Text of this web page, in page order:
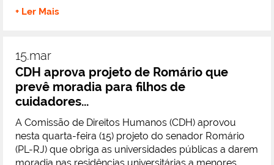
+ Ler Mais
15.mar
CDH aprova projeto de Romário que
prevê moradia para filhos de
cuidadores...
A Comissão de Direitos Humanos (CDH) aprovou
nesta quarta-feira (15) projeto do senador Romário
(PL-RJ) que obriga as universidades públicas a darem
moradia nas residências universitárias a menores